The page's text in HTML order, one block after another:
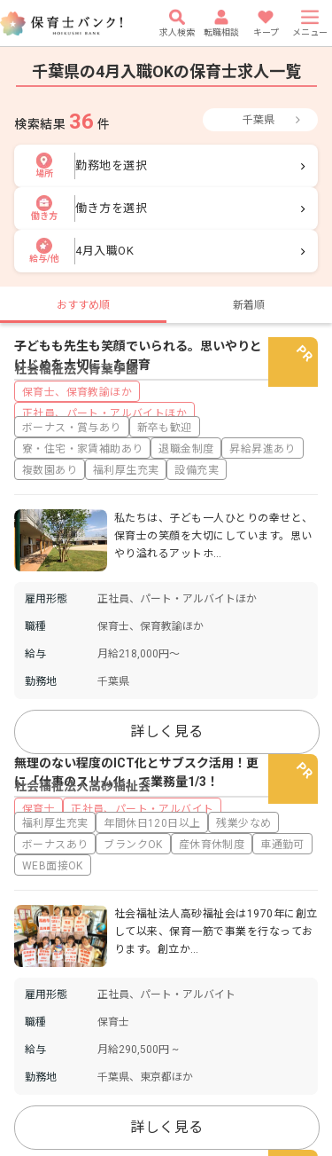
求人検索 転職相談 キープ メニュー
千葉県の4月入職OKの保育士求人一覧
検索結果 36 件 千葉県
場所
勤務地を選択
働き方
働き方を選択
給与/他
4月入職OK
おすすめ順 新着順
社会福祉法人青葉学園
保育士、保育教諭ほか
正社員、パート・アルバイトほか
子どもも先生も笑顔でいられる。思いやりと
けじめを大切にした保育
ボーナス・賞与あり
新卒も歓迎
寮・住宅・家賃補助あり
退職金制度
昇給昇進あり
複数園あり
福利厚生充実 設備充実
私たちは、子ども一人ひとりの幸せと、
保育士の笑顔を大切にしています。思い
やり溢れるアットホ…
雇用形態 正社員、パート・アルバイトほか
職種 保育士、保育教諭ほか
給与 月給218,000円～
勤務地 千葉県
詳しく見る
社会福祉法人高砂福祉会
保育士 正社員、パート・アルバイト
無理のない程度のICT化とサブスク活用！更
に「仕事のスリム化」で業務量1/3！
福利厚生充実 年間休日120日以上
残業少なめ
ボーナスあり
ブランクOK 産休育休制度
車通勤可
WEB面接OK
社会福祉法人高砂福祉会は1970年に創立
して以来、保育一筋で事業を行なってお
ります。創立か…
雇用形態 正社員、パート・アルバイト
職種 保育士
給与 月給290,500円 ~
勤務地 千葉県、東京都ほか
詳しく見る